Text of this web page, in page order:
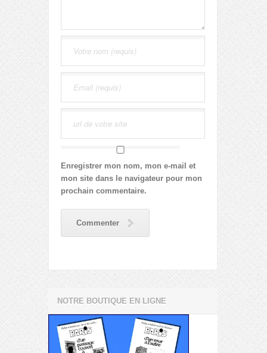
Enregistrer mon nom, mon e-mail et
mon site dans le navigateur pour mon
prochain commentaire.
Commenter
NOTRE BOUTIQUE EN LIGNE